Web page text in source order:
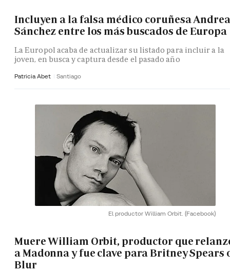
Incluyen a la falsa médico coruñesa Andrea
Sánchez entre los más buscados de Europa
La Europol acaba de actualizar su listado para incluir a la
joven, en busca y captura desde el pasado año
Patricia Abet Santiago
El productor William Orbit. (Facebook)
Muere William Orbit, productor que
a Madonna y fue clave para Britney Spears
Blur